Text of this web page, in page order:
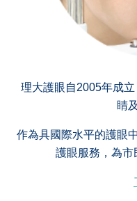
理大護眼自2005年成
睛
作為具國際水平的護眼
護眼服務，為市